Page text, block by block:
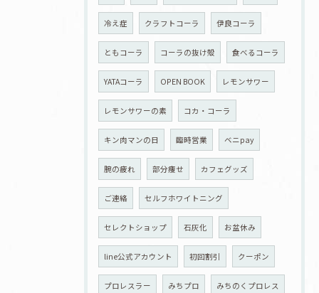
冷え症 クラフトコーラ 伊良コーラ
ともコーラ コーラの抜け殻 食べるコーラ
YATAコーラ OPEN BOOK レモンサワー
レモンサワーの素 コカ・コーラ
キン肉マンの日 臨時営業 ベニpay
腕の疲れ 部分痩せ カフェグッズ
ご連絡 セルフホワイトニング
セレクトショップ 石灰化 お盆休み
line公式アカウント 初回割引 クーポン
プロレスラー みちプロ みちのくプロレス